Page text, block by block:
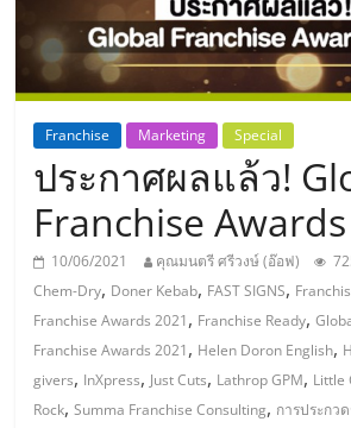
รวม
ธุรกิจ
เอ
ส
เอ็
มอี
Franchise Marketing Special
ประกาศผลแล้ว!
Franchise
10/06/2021 คุณมนตรี ศรีวงษ์ (อ๊อฟ)
Chem-Dry, Doner Kebab, FAST SIGNS,
Franchise Awards 2021, Franchise Ready,
Franchise Awards 2021, Helen Doron English,
givers, InXpress, Just Cuts, Lathrop GPM, Little
Rock,Summa Franchise Consulting, การประกว